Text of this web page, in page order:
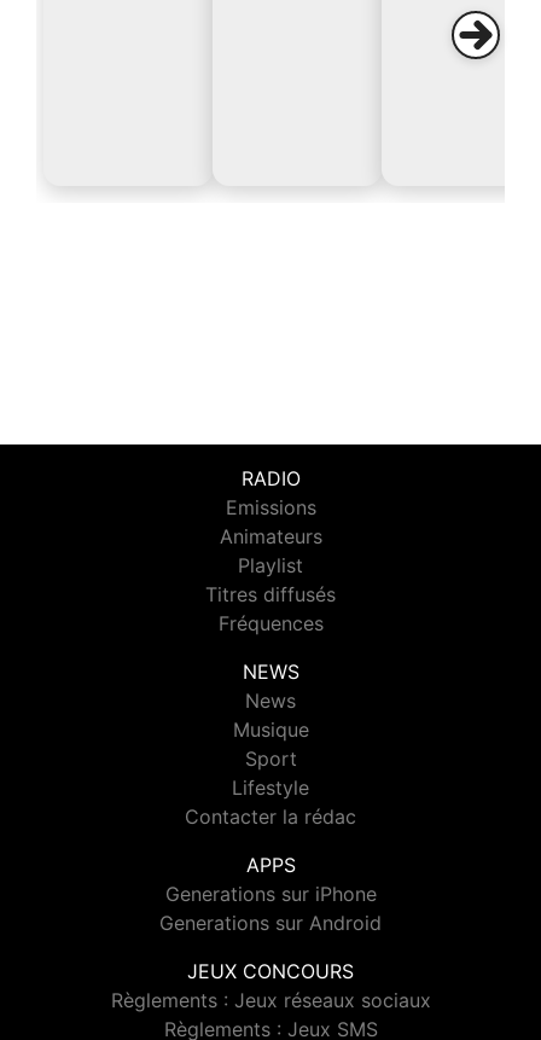
RADIO
Emissions
Animateurs
Playlist
Titres diffusés
Fréquences
NEWS
News
Musique
Sport
Lifestyle
Contacter la rédac
APPS
Generations sur iPhone
Generations sur Android
JEUX CONCOURS
Règlements : Jeux réseaux sociaux
Règlements : Jeux SMS